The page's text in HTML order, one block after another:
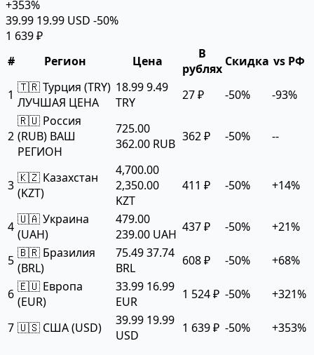
+353%
39.99 19.99 USD -50%
1 639 ₽
#
Регион Цена
В
рублях Скидка vs РФ
1 🇹🇷 Турция (TRY)
ЛУЧШАЯ ЦЕНА
18.999.49
TRY
27 ₽ -50% -93%
2
🇷🇺 Россия
(RUB) ВАШ
РЕГИОН
725.00
362.00 RUB 362 ₽ -50% --
3 🇰🇿 Казахстан
(KZT)
4,700.00
2,350.00
KZT
411 ₽ -50% +14%
4 🇺🇦 Украина
(UAH)
479.00
239.00 UAH 437 ₽ -50% +21%
5 🇧🇷 Бразилия
(BRL)
75.4937.74
BRL
608 ₽ -50% +68%
6 🇪🇺 Европа
(EUR)
33.99 16.99
EUR
1 524 ₽ -50% +321%
7 🇺🇸 США (USD) 39.99 19.99
USD
1 639 ₽ -50% +353%